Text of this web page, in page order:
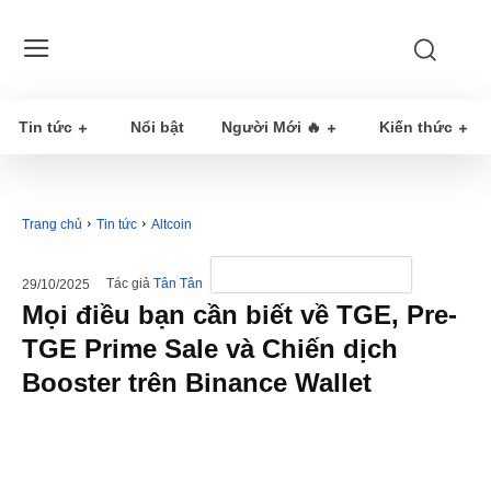
Tin tức Nổi bật Người Mới 🔥 Kiến thức
Trang chủ Tin tức Altcoin
29/10/2025 Tác giả Tân Tân
Mọi điều bạn cần biết về TGE, Pre-
TGE Prime Sale và Chiến dịch
Booster trên Binance Wallet